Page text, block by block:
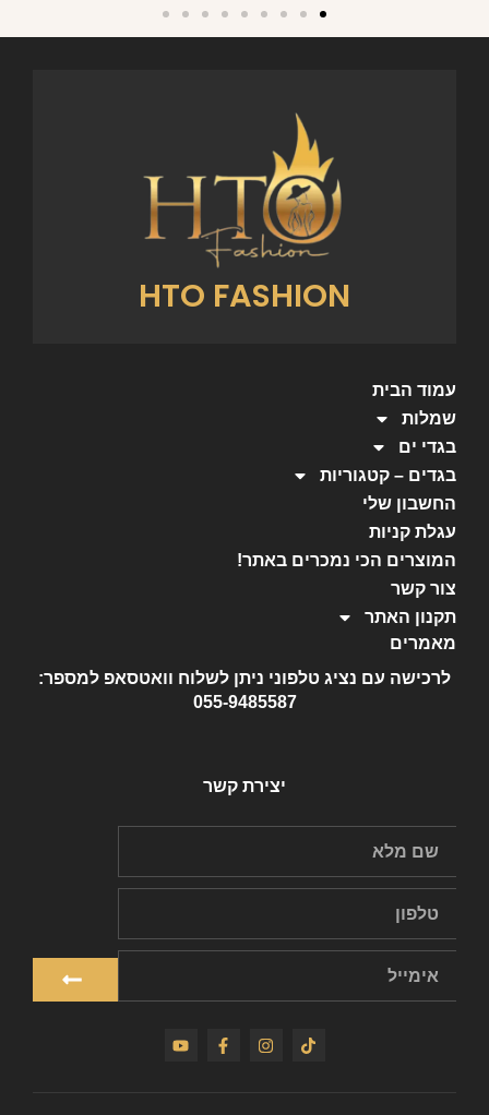
HTO FASHION
עמוד הבית
שמלות
בגדי ים
בגדים – קטגוריות
החשבון שלי
עגלת קניות
המוצרים הכי נמכרים באתר!
צור קשר
תקנון האתר
מאמרים
לרכישה עם נציג טלפוני ניתן לשלוח וואטסאפ למספר:
055-9485587
יצירת קשר